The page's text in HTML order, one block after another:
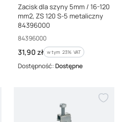
Zacisk dla szyny 5mm / 16-120
mm2, ZS 120 S-5 metaliczny
84396000
Kod producenta
84396000
Cena brutto
31,90 zł w tym %s VAT
w tym 23% VAT
Dostępność:Dostępne